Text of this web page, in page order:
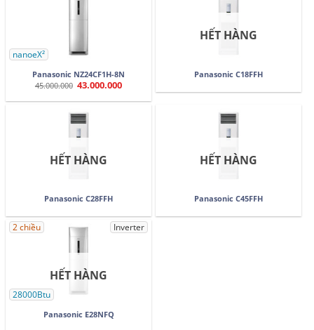
nanoeX²
Panasonic NZ24CF1H-8N
45.000.000 Giá
là:
43.000.000
tại
HẾT HÀNG
Panasonic C18FFH
HẾT HÀNG
Panasonic C28FFH
HẾT HÀNG
Panasonic C45FFH
2 chiều
28000Btu
Inverter
HẾT HÀNG
Panasonic E28NFQ